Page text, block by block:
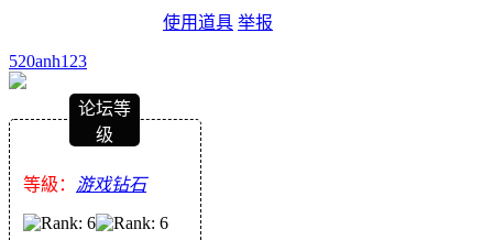
使用道具 举报
520anh123
论坛等
级
等級： 游戏钻石